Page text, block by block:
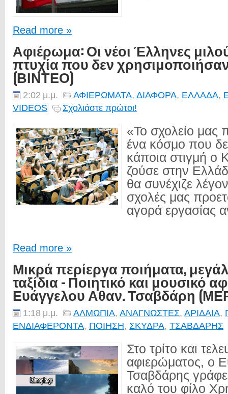
Read more »
Αφιέρωμα: Οι νέοι Έλληνες
πτυχία που δεν
(ΒΙΝΤΕΟ)
2:02 μ.μ. ΑΦΙΕΡΩΜΑΤΑ, ΔΙΑΦΟΡΑ, ΕΛΛΑΔΑ,
VIDEOS
Σχολιάστε πρώτοι!
«Το σχολείο μας
ένα κόσμο που
κάποια στιγμή ο
ζούσε στην
θα συνέχιζε
σχολές μας
αγορά εργασίας
Read more »
Μικρά περίεργα ποιήματα,
ταξίδια - Ποιητικό και μουσικό
Ευάγγελου Αθαν. Τσαβδάρη
1:18 μ.μ. ΑΛΜΩΠΙΑ, ΑΝΑΓΝΩΣΤΕΣ, ΑΡΙΔΑΙΑ,
ΕΝΔΙΑΦΕΡΟΝΤΑ, ΠΟΙΗΣΗ, ΣΚΥΔΡΑ, ΤΣΑΒΔΑΡΗΣ
Στο τρίτο και
αφιερώματος, ο
Τσαβδάρης
καλό του φίλο